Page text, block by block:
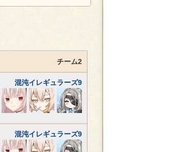
チーム2
混沌イレギュラーズ9
混沌イレギュラーズ9